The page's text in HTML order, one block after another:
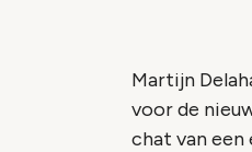
Martijn
voor de
chat van een